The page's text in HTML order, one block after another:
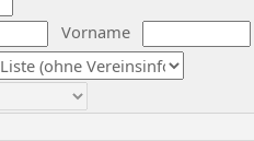
Vorname